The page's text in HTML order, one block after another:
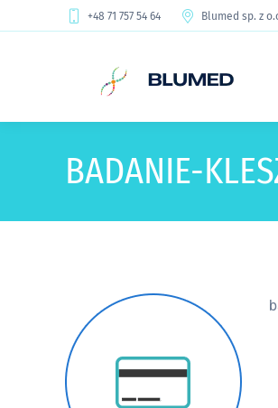
+48 71 757 54 64 Blumed sp. z
BADANIE-